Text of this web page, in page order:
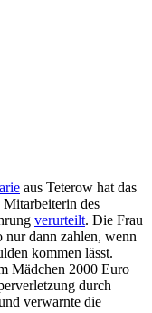
aus Teterow hat das
des
verurteilt. Die Frau
nur dann zahlen, wenn
kommen lässt.
Mädchen 2000 Euro
durch
verwarnte die